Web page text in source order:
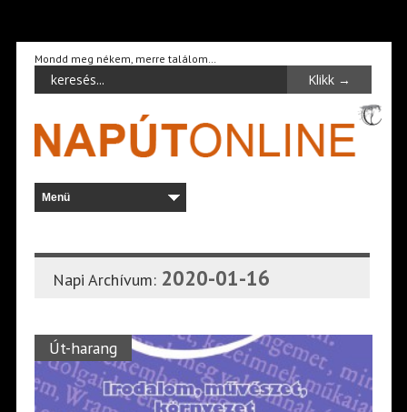
Mondd meg nékem, merre találom…
Napi Archívum: 2020-01-16
Út-harang